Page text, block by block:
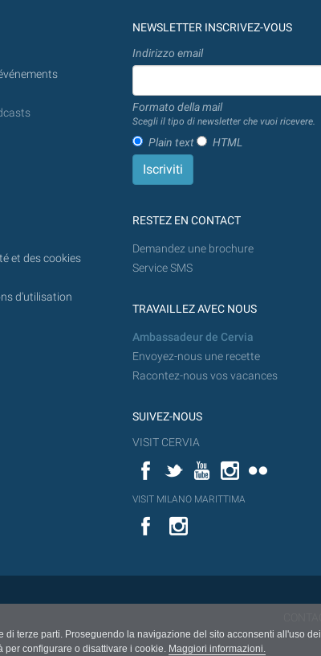
terze parti. Proseguendo la navigazione del sito acconsenti all'uso
configurare o disattivare i cookie. Maggiori informazioni.
et des cookies
d'utilisation
NEWSLETTER INSCRIVEZ-VOUS
Indirizzo email
Formato della mail
Scegli il tipo di newsletter che vuoi ricevere.
Plain text HTML
RESTEZ EN CONTACT
Demandez une brochure
Service SMS
TRAVAILLEZ AVEC NOUS
Ambassadeur de Cervia
Envoyez-nous une recette
Racontez-nous vos vacances
SUIVEZ-NOUS
VISIT CERVIA
FacebookTwitterYouTubeInstagram
YouT
VISIT MILANO MARITTIMA
Flick
VISIT
MILANO
YouTube